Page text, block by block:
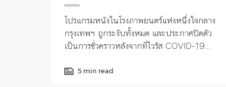
โปรแกรมหนังในโรงภาพยนตร์แห่งหนึ่งใจกลาง
กรุงเทพฯ ถูกระงับทั้งหมด และประกาศปิดตัว
เป็นการชั่วคราวหลังจากที่ไวรัส COVID-19
5 min read